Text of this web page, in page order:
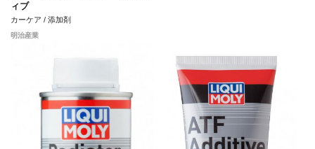
ィブ
カーケア / 添加剤
明治産業